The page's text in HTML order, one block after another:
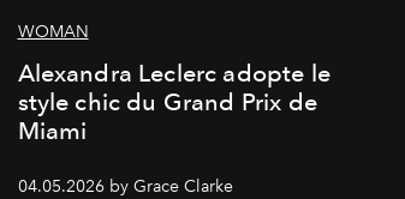
WOMAN
Alexandra Leclerc adopte le
style chic du Grand Prix de
Miami
04.05.2026 by Grace Clarke